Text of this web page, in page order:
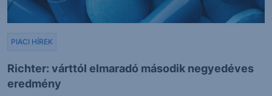
Richter: várttól elmaradó második negyedéves
eredmény
PIACI HÍREK